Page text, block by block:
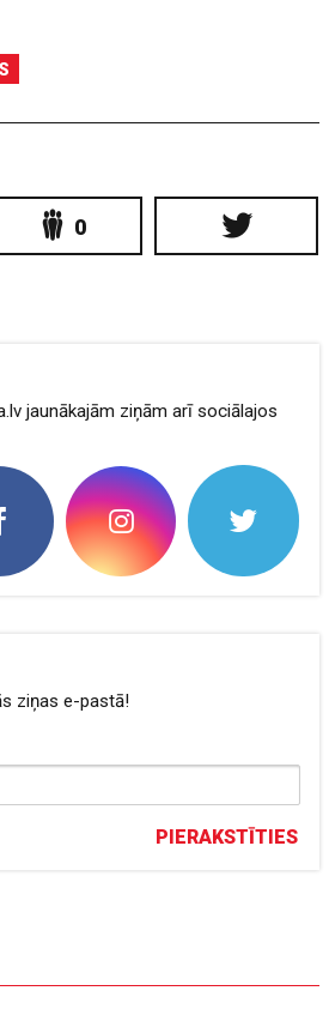
0
jaunākajām ziņām arī sociālajos
ziņas e-pastā!
PIERAKSTĪTIES